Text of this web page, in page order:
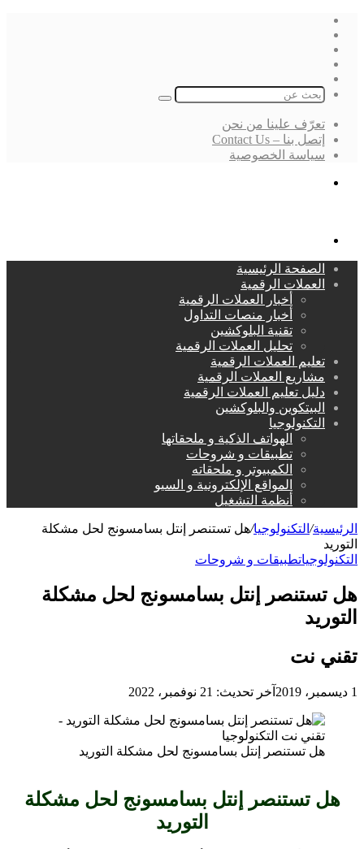
بحث
تعرّف علينا من نحن
إتصل بنا – Contact Us
سياسة الخصوصية
الصفحة الرئيسية
العملات الرقمية
أخبار العملات الرقمية
أخبار منصات التداول
تقنية البلوكشين
تحليل العملات الرقمية
تعليم العملات الرقمية
مشاريع العملات الرقمية
دليل تعليم العملات الرقمية
البيتكوين والبلوكشين
التكنولوجيا
الهواتف الذكية و ملحقاتها
تطبيقات و شروحات
الكمبيوتر و ملحقاته
المواقع الإلكترونية و السيو
أنظمة التشغيل
الرئيسية/ التكنولوجيا/هل تستنصر إنتل بسامسونج لحل مشكلة
التوريد
التكنولوجياتطبيقات و شروحات
هل تستنصر إنتل بسامسونج لحل مشكلة
التوريد
تقني نت
1 ديسمبر، 2019 آخر تحديث: 21 نوفمبر، 2022
هل تستنصر إنتل بسامسونج لحل مشكلة التوريد
هل تستنصر إنتل بسامسونج لحل مشكلة
التوريد